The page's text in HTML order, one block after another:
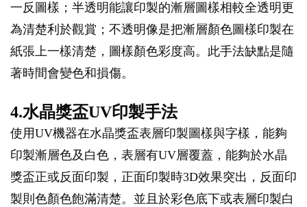
一反圖樣；半透明能讓印製的漸層圖樣相較全透明更
為清楚利於觀賞；不透明像是把漸層顏色圖樣印製在
紙張上一樣清楚，圖樣顏色彩度高。此手法缺點是隨
著時間會變色和損傷。
4.水晶獎盃UV印製手法
使用UV機器在水晶獎盃表層印製圖樣與字樣，能夠
印製漸層色及白色，表層有UV層覆蓋，能夠於水晶
獎盃正或反面印製，正面印製時3D效果突出，反面印
製則色顏色飽滿清楚。並且於彩色底下或表層印製白